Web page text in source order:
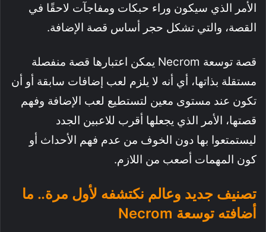
الأمر الذي سيكون وراء حبكات ومفاجآت لاحقًا في
القصة، والتي تشكل حجر أساس قصة الإضافة.
قصة توسعة Necrom يمكن اعتبارها قصة منفصلة
مستقلة بذاتها، أي أنه لا يلزم لعب إضافات سابقة أو أن
تكون عند مستوى معين لتستطيع لعب الإضافة وفهم
قصتها، الأمر الذي يجعلها أقرب للاعبين الجدد
ليستمتعوا بها دون الخوف من عدم فهم الأحداث أو
كون المهمات أصعب من اللازم.
تصنيف جديد وعالم نكتشفه لأول مرة.. ما
أضافته توسعة Necrom